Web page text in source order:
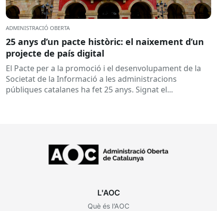
ADMINISTRACIÓ OBERTA
25 anys d’un pacte històric: el naixement d’un
projecte de país digital
El Pacte per a la promoció i el desenvolupament de la
Societat de la Informació a les administracions
públiques catalanes ha fet 25 anys. Signat el...
L'AOC
Què és l’AOC